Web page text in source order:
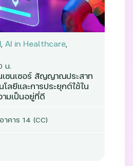
, AI in Healthcare,
น.
ซนเซอร์ สัญญาณประสาท
โลยีและการประยุกต์ใช้ใน
มเป็นอยู่ที่ดี
คาร 14 (CC)